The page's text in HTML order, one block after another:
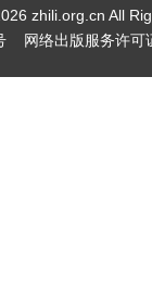
zhili.org.cn All
网络出版服务许可